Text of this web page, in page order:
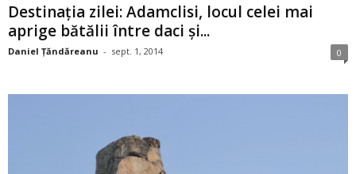
Destinația zilei: Adamclisi, locul celei mai
aprige bătălii între daci şi...
Daniel Țăndăreanu - sept. 1, 2014 0